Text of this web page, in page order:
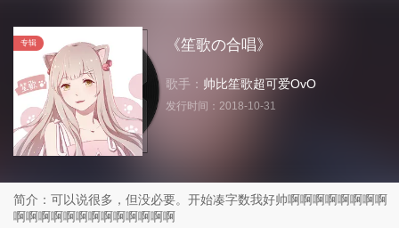
专辑 《笙歌の合唱》
歌手： 帅比笙歌超可爱OvO
发行时间： 2018-10-31
简介：可以说很多，但没必要。开始凑字数我好帅啊啊啊啊啊啊啊啊
啊啊啊啊啊啊啊啊啊啊啊啊啊